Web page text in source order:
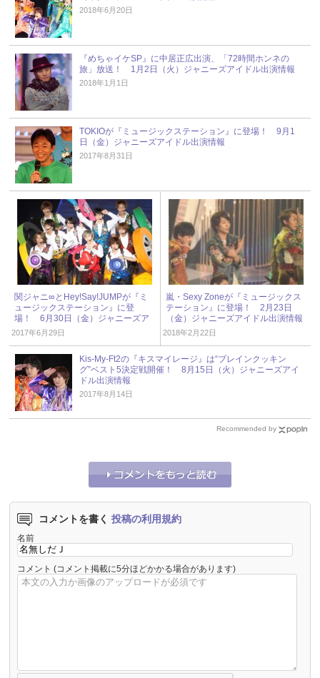
2018年6月20日
『めちゃイケSP』に中居正広出演、「72時間ホンネの
旅」放送！ 1月2日（火）ジャニーズアイドル出演情報
2018年1月1日
TOKIOが『ミュージックステーション』に登場！ 9月1
日（金）ジャニーズアイドル出演情報
2017年8月31日
関ジャニ∞とHey!Say!JUMPが『ミ
ュージックステーション』に登
場！ 6月30日（金）ジャニーズア
イドル出演情報
2017年6月29日
嵐・Sexy Zoneが『ミュージックス
テーション』に登場！ 2月23日
（金）ジャニーズアイドル出演情報
2018年2月22日
Kis-My-Ft2の『キスマイレージ』は“ブレインクッキン
グ”ベスト5決定戦開催！ 8月15日（火）ジャニーズアイ
ドル出演情報
2017年8月14日
Recommended by
コメントを書く 投稿の利用規約
名前
コメント (コメント掲載に5分ほどかかる場合があります)